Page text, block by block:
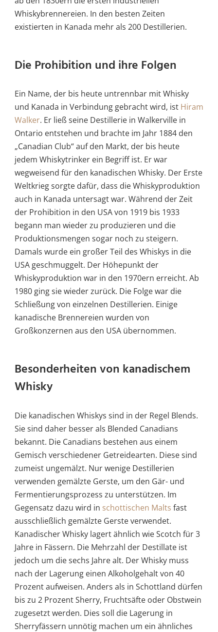
Whiskybrennereien. In den besten Zeiten
existierten in Kanada mehr als 200 Destillerien.
Die Prohibition und ihre Folgen
Ein Name, der bis heute untrennbar mit Whisky
und Kanada in Verbindung gebracht wird, ist Hiram
Walker. Er ließ seine Destillerie in Walkerville in
Ontario entstehen und brachte im Jahr 1884 den
„Canadian Club“ auf den Markt, der bis heute
jedem Whiskytrinker ein Begriff ist. Er war
wegweisend für den kanadischen Whisky. Der Erste
Weltkrieg sorgte dafür, dass die Whiskyproduktion
auch in Kanada untersagt war. Während der Zeit
der Prohibition in den USA von 1919 bis 1933
begann man wieder zu produzieren und die
Produktionsmengen sogar noch zu steigern.
Damals wurde ein großer Teil des Whiskys in die
USA geschmuggelt. Der Höhepunkt der
Whiskyproduktion war in den 1970ern erreicht. Ab
1980 ging sie wieder zurück. Die Folge war die
Schließung von einzelnen Destillerien. Einige
kanadische Brennereien wurden von
Großkonzernen aus den USA übernommen.
Besonderheiten von kanadischem
Whisky
Die kanadischen Whiskys sind in der Regel Blends.
Sie sind daher besser als Blended Canadians
bekannt. Die Canadians bestehen aus einem
Gemisch verschiedener Getreidearten. Diese sind
zumeist ungemälzt. Nur wenige Destillerien
verwenden gemälzte Gerste, um den Gär- und
Fermentierungsprozess zu unterstützen. Im
Gegensatz dazu wird in schottischen Malts fast
ausschließlich gemälzte Gerste verwendet.
Kanadischer Whisky lagert ähnlich wie Scotch für 3
Jahre in Fässern. Die Mehrzahl der Destillate ist
jedoch um die sechs Jahre alt. Der Whisky muss
nach der Lagerung einen Alkoholgehalt von 40
Prozent aufweisen. Anders als in Schottland dürfen
bis zu 2 Prozent Sherry, Fruchtsäfte oder Obstwein
zugesetzt werden. Dies soll die Lagerung in
Sherryfässern unnötig machen um ein ähnliches